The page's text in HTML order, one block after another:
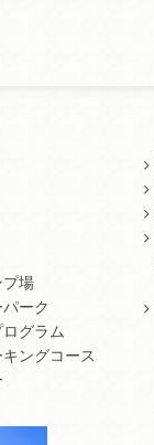
プ場
パーク
グラム
ングコース